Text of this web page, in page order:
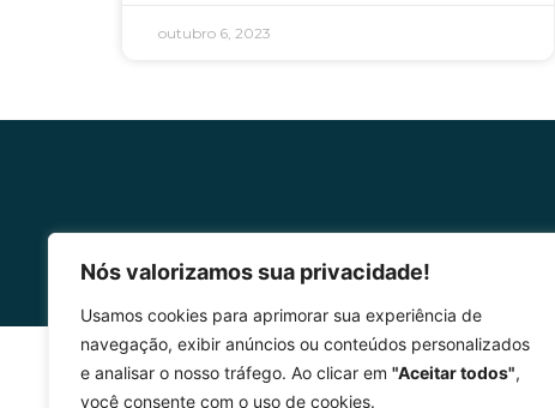
Nós valorizamos sua privacidade!
Usamos cookies para aprimorar sua experiência de
navegação, exibir anúncios ou conteúdos personalizados
e analisar o nosso tráfego. Ao clicar em "Aceitar todos",
você consente com o uso de cookies.
outubro 6, 2023